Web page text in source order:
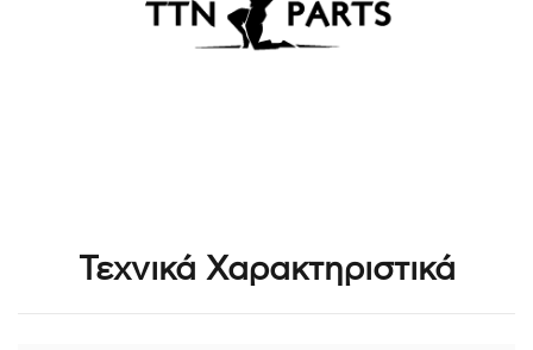
Τεχνικά Χαρακτηριστικά